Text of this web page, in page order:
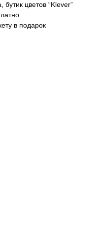
бутик цветов “Klever”
в подарок